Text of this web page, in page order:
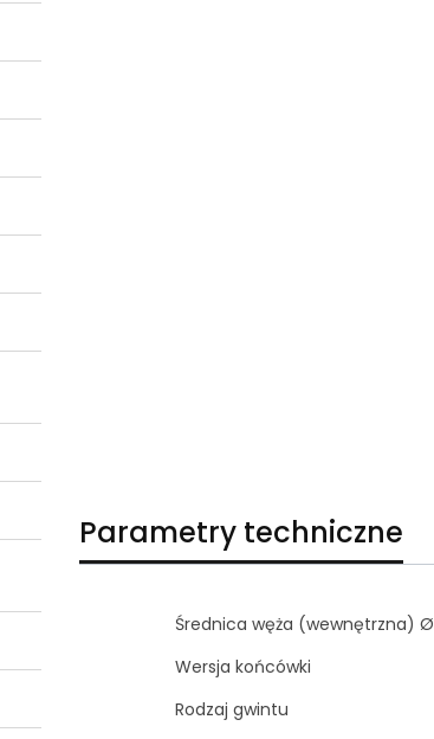
Parametry techniczne
Średnica węża (wewnętrzna) Ø
Wersja końcówki
Rodzaj gwintu